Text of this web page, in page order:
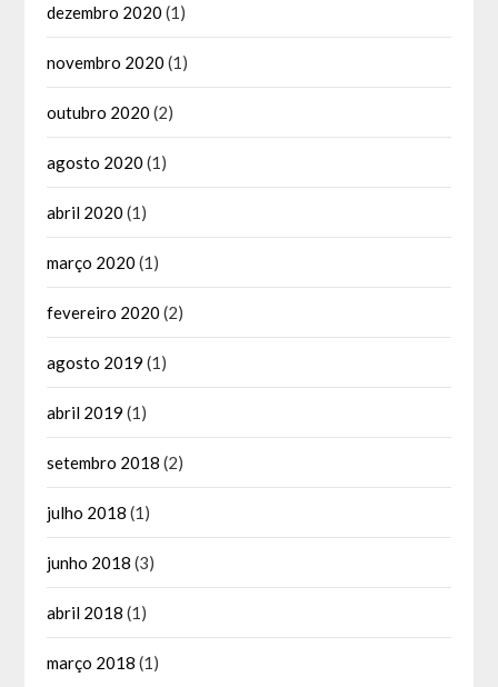
dezembro 2020 (1)
novembro 2020 (1)
outubro 2020 (2)
agosto 2020 (1)
abril 2020 (1)
março 2020 (1)
fevereiro 2020 (2)
agosto 2019 (1)
abril 2019 (1)
setembro 2018 (2)
julho 2018 (1)
junho 2018 (3)
abril 2018 (1)
março 2018 (1)